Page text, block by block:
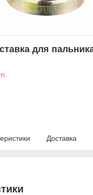
для
Доставка